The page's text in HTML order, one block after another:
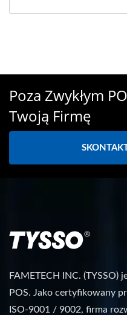
Poza Zwykłym
Twoją Firmę
FAMETECH INC.
POS. Jako certyfikowany
ISO-9001 / 9002, firma